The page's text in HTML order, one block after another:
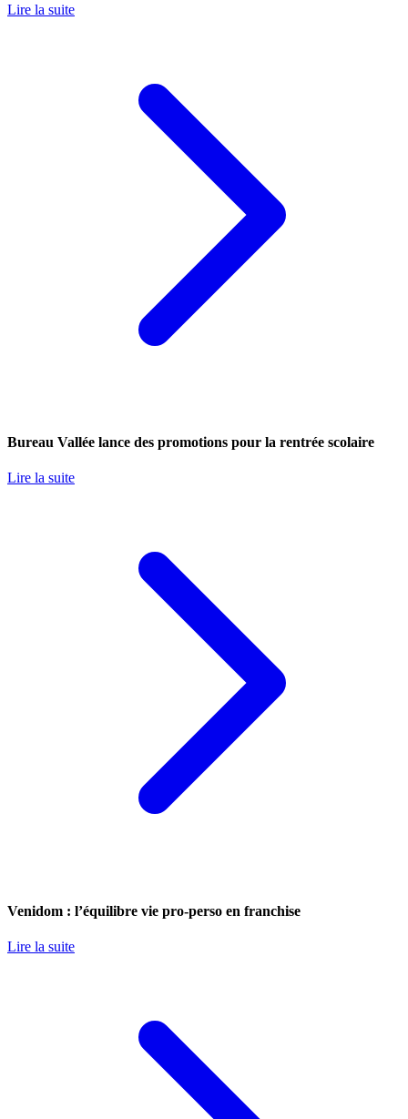
Lire la suite
Bureau Vallée lance des promotions pour la rentrée scolaire
Lire la suite
Venidom : l’équilibre vie pro-perso en franchise
Lire la suite